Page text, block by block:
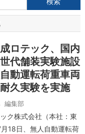
索:
ロテック、国内
代舗装実験施設
動運転荷重車両
久実験を実施
編集部
ク株式会社（本社：東
18日、無人自動運転荷